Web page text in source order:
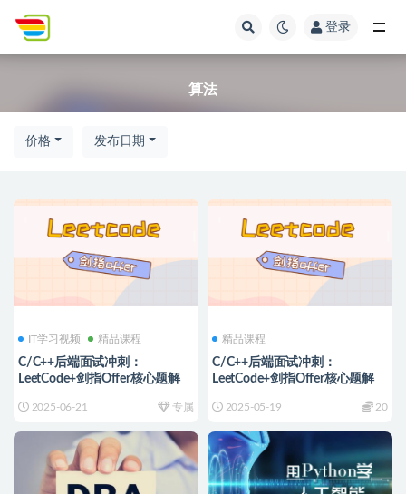
登录
算法
价格 发布日期
IT学习视频 精品课程
C/C++后端面试冲刺：
LeetCode+剑指Offer核心题解
2025-06-21 专属
精品课程
C/C++后端面试冲刺：
LeetCode+剑指Offer核心题解
2025-05-19 20